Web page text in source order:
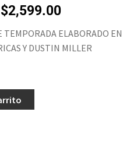
$2,599.00
TEMPORADA ELABORADO EN
Y DUSTIN MILLER